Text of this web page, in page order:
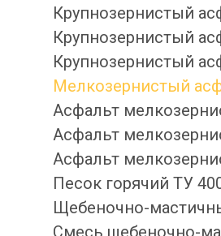
Крупнозернистый
Крупнозернистый
Крупнозернистый
Мелкозернистый
Асфальт
Асфальт
Асфальт
Песок горячий ТУ
Щебеночно-
Смесь щебеночно-